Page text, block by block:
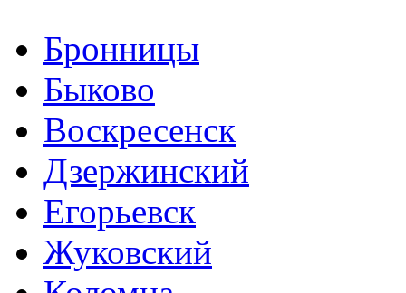
Бронницы
Быково
Воскресенск
Дзержинский
Егорьевск
Жуковский